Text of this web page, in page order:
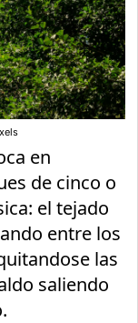
en
de cinco o
el tejado
entre los
las
saliendo